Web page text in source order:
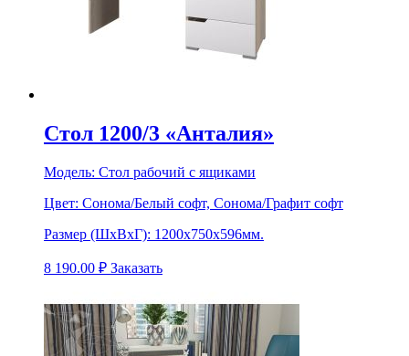
Стол 1200/3 «Анталия»
Модель: Стол рабочий с ящиками
Цвет: Сонома/Белый софт, Сонома/Графит софт
Размер (ШхВхГ): 1200х750х596мм.
8 190.00 ₽ Заказать